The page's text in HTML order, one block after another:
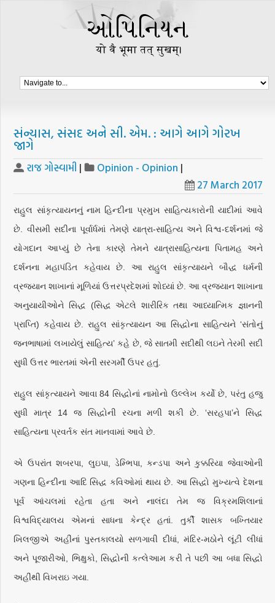
સંન્યાસ, સંસદ અને સી. એમ. : આગે આગે ગોરખ
જાગે
રાજ ગોસ્વામી | Opinion - Opinion |
27 March 2017
રાહુલ સાંકૃત્યાયનનું નામ હિન્દીના પ્રમુખ સાહિત્યકારોની યાદીમાં આવે
છે. વીસમી સદીના પૂર્વાર્ધમાં તેમણે યાત્રા-સાહિત્ય અને વિશ્વ-દર્શનમાં જે
યોગદાન આપ્યું છે તેના કારણે તેમને યાત્રાસાહિત્યના પિતામહ અને
દર્શનના મહાપંડિત કહેવાય છે. આ રાહુલ સાંકૃત્યાયને બૌદ્ધ ધર્મની
વ્રજયાન શાખાનાં મૂળિયાં ઉત્તરપ્રદેશમાં શોધ્યાં છે. આ વ્રજયાન શાખાના
અનુયાયીઓને સિદ્ધ (સિદ્ધ એટલે શારીરિક તથા આધ્યાત્મિક જ્ઞાનની
પ્રાપ્તિ) કહેવાય છે. રાહુલ સાંકૃત્યાયન આ સિદ્ધોના સાહિત્યને ‘સંતોનું
જનભાષામાં લખાયેલું સાહિત્ય’ કહે છે, જે સાતમી સદીથી લઇને તેરમી સદી
સુધી ઉત્તર ભારતમાં એની સરગર્મી ઉપર હતું.
રાહુલ સાંકૃત્યાયને આવા 84 સિદ્ધોનાં નામોનો ઉલ્લેખ કર્યો છે, પરંતુ હજુ
સુધી માત્ર 14 જ સિદ્ધોની રચના મળી શકી છે. ‘સરહપા’ને સિદ્ધ
સાહિત્યના પ્રવર્તક સંત માનવામાં આવે છે.
એ ઉપરાંત શબરપા, લુઇપા, ડેમ્ભિપા, કન્ડપા અને કુક્કરિયા જેવાઓની
ગણના હિન્દીના આદિ સિદ્ધ કવિઓમાં થાય છે. આ સિદ્ધો મુખ્યત્વે દેશના
પૂર્વ આંચલમાં રહેતા હતા અને નાલંદા તેમ જ વિક્રમશિલાનાં
વિશ્વવિદ્યાલય એમનાં સાધના કેન્દ્ર હતાં. તુર્કી શાસક બખ્તિયાર
ખિલજીએ અહીંનાં પુસ્તકાલયો સળગાવી દીધાં, મંદિર-મઠોને લૂંટી લીધાં
અને પૂજારીઓ, ભિક્ષુકો, સિદ્ધોની કત્લેઆમ કરી તે પછી આ બધા સિદ્ધો
અહીંથી વિખરાઇ ગયા.